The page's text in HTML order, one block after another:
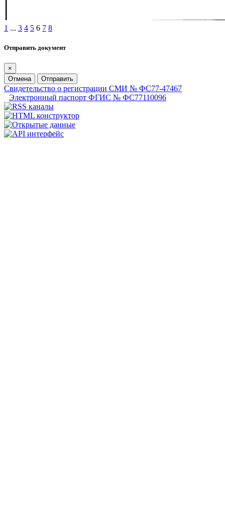
1 ... 3 4 5 6 7 8
Отправить документ
×
Отмена
Отправить
Свидетельство о регистрации СМИ № ФС77-47467
Электронный паспорт ФГИС № ФС77110096